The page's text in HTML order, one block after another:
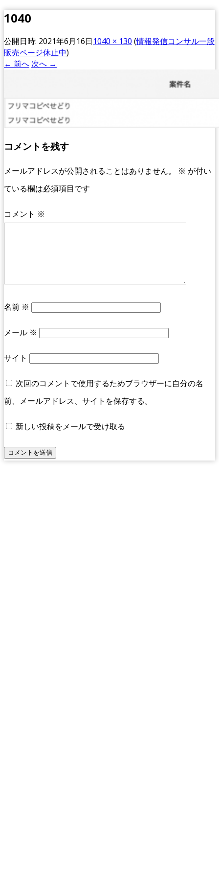
1040
公開日時: 2021年6月16日1040 × 130 (情報発信コンサル一般
販売ページ休止中)
← 前へ 次へ →
コメントを残す
メールアドレスが公開されることはありません。 ※ が付い
ている欄は必須項目です
コメント ※
名前 ※
メール ※
サイト
次回のコメントで使用するためブラウザーに自分の名
前、メールアドレス、サイトを保存する。
新しい投稿をメールで受け取る